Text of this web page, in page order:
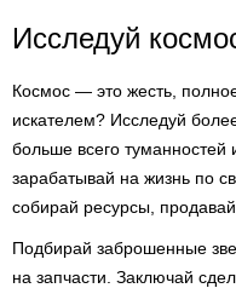
Исследуй
Космос — это жесть,
искателем? Исследуй
больше всего
зарабатывай на жизнь по
собирай ресурсы,
Подбирай заброшенные
на запчасти. Заключай